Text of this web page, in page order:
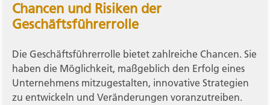
Chancen und Risiken der
Geschäftsführerrolle
Die Geschäftsführerrolle bietet zahlreiche Chancen. Sie
haben die Möglichkeit, maßgeblich den Erfolg eines
Unternehmens mitzugestalten, innovative Strategien
zu entwickeln und Veränderungen voranzutreiben.